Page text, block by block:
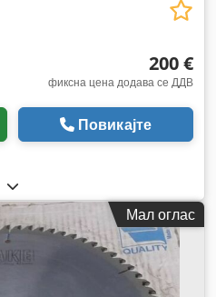
200 €
фиксна цена додава се ДДВ
Повикајте
Мал оглас